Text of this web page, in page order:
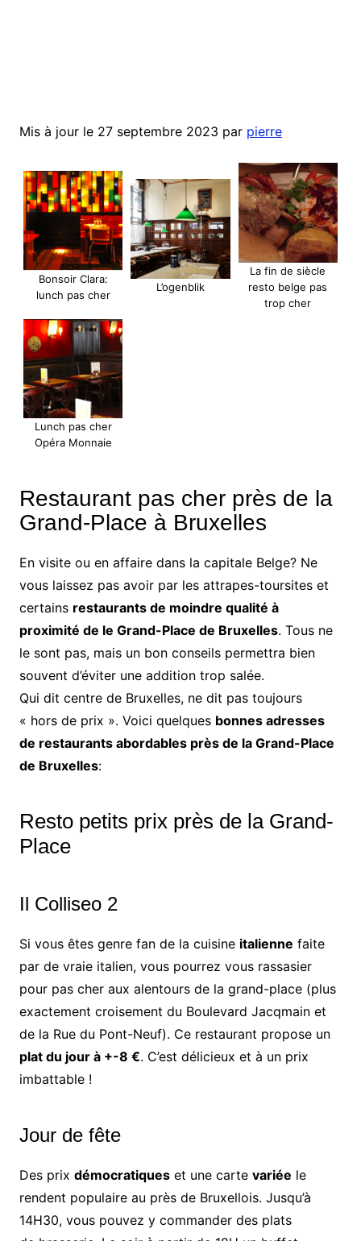
Mis à jour le 27 septembre 2023 par pierre
Bonsoir Clara:
lunch pas cher
L’ogenblik
La fin de siècle
resto belge pas
trop cher
Lunch pas cher
Opéra Monnaie
Restaurant pas cher près de la
Grand-Place à Bruxelles
En visite ou en affaire dans la capitale Belge? Ne
vous laissez pas avoir par les attrapes-toursites et
certains restaurants de moindre qualité à
proximité de le Grand-Place de Bruxelles. Tous ne
le sont pas, mais un bon conseils permettra bien
souvent d’éviter une addition trop salée.
Qui dit centre de Bruxelles, ne dit pas toujours
« hors de prix ». Voici quelques bonnes adresses
de restaurants abordables près de la Grand-Place
de Bruxelles:
Resto petits prix près de la Grand-
Place
Il Colliseo 2
Si vous êtes genre fan de la cuisine italienne faite
par de vraie italien, vous pourrez vous rassasier
pour pas cher aux alentours de la grand-place (plus
exactement croisement du Boulevard Jacqmain et
de la Rue du Pont-Neuf). Ce restaurant propose un
plat du jour à +-8 €. C’est délicieux et à un prix
imbattable !
Jour de fête
Des prix démocratiqueset une carte variée le
rendent populaire au près de Bruxellois. Jusqu’à
14H30, vous pouvez y commander des plats